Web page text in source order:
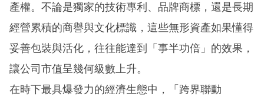
產權。不論是獨家的技術專利、品牌商標，還是長期
經營累積的商譽與文化標識，這些無形資產如果懂得
妥善包裝與活化，往往能達到「事半功倍」的效果，
讓公司市值呈幾何級數上升。
在時下最具爆發力的經濟生態中，「跨界聯動